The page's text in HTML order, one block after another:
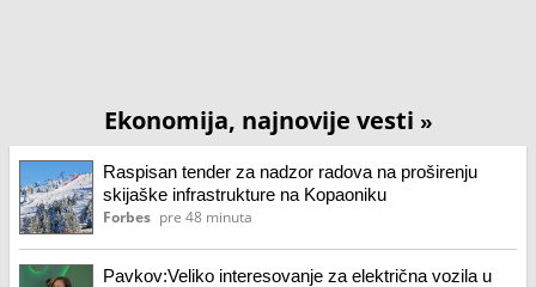
Ekonomija, najnovije vesti »
Raspisan tender za nadzor radova na proširenju
skijaške infrastrukture na Kopaoniku
Forbes pre 48 minuta
Pavkov:Veliko interesovanje za električna vozila u